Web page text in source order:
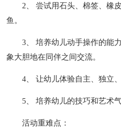
2、 尝试用石头、棉签、橡
鱼。
3、 培养幼儿动手操作的能
象大胆地在同伴之间交流。
4、 让幼儿体验自主、独立
5、 培养幼儿的技巧和艺术气
活动重难点：